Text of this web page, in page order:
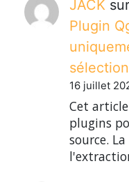
JACK sur
Plugin
16 juillet
Cet
plugins
source.